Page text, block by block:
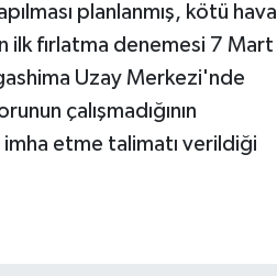
planlanmış, kötü hava
ilk fırlatma denemesi 7 Mart
Uzay Merkezi'nde
çalışmadığının
imha etme talimatı verildiği